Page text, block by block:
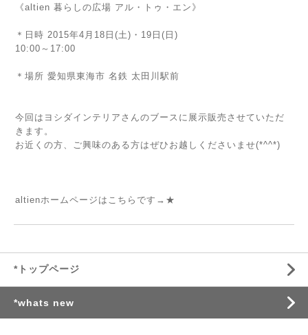
《altien 暮らしの広場 アル・トゥ・エン》
＊日時 2015年4月18日(土)・19日(日)
10:00～17:00
＊場所 愛知県東海市 名鉄 太田川駅前
今回はヨシダインテリアさんのブースに展示販売させていただ
きます。
お近くの方、ご興味のある方はぜひお越しくださいませ(*^^*)
altienホームページはこちらです→ ★
*トップページ
*whats new